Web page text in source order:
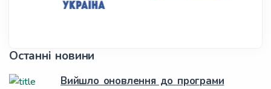
Останні новини
Вийшло оновлення до програми